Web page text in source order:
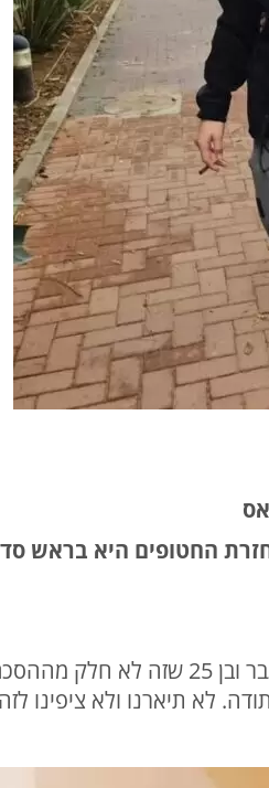
החטופים היא בראש
"אתמול דיברתי עם העובד שלי ואמרתי שלו
לפני 2025 ושאני אגיד על זה תודה. לא